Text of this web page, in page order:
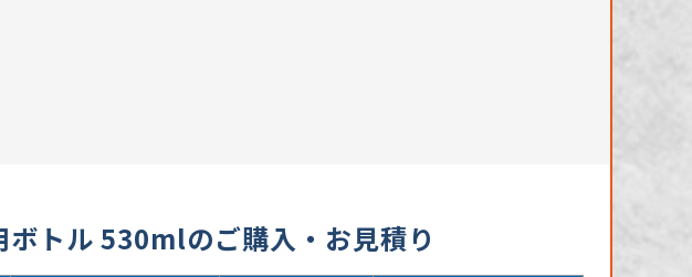
ボトル 530mlのご購入・お見積り